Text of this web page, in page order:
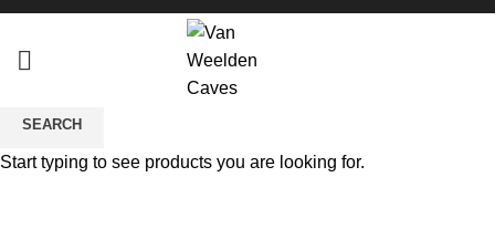
SEARCH
Start typing to see products you are looking for.